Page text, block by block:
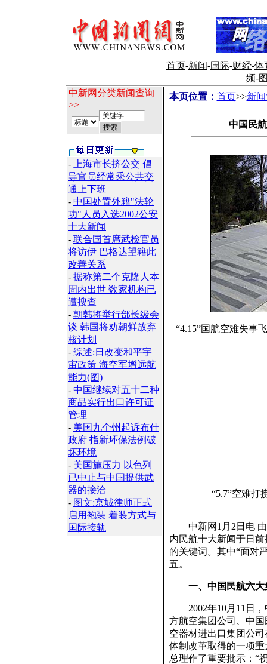
首页-新闻-国际-财经-体
频-
中新网分类新闻查询
>>
-
上海市长挤公交 倡
导官员经常乘公共交
通上下班
- 中国处置外籍"法轮
功"人员入选2002公安
十大新闻
- 联合国首席武检官员
将访伊 巴格达望籍此
改善关系
- 据称第二个克隆人本
周内出世 数家机构已
遭搜查
- 朝韩将举行部长级会
谈 韩国将劝朝鲜放弃
核计划
- 综述:日改变和平宇
宙政策 海空军增远航
能力(图)
- 中国继续对五十二种
商品实行出口许可证
管理
- 美国九个州起诉布什
政府 指新环保法例破
坏环境
- 美国施压力 以色列
已中止与中国提供武
器的接洽
- 图文:京城律师正式
启用袍装 着装方式与
国际接轨
本页位置： 首页>>新
中国民
“4.15”国航空难失事
“5.7”空难打
中新网1月2日电 由
内民航十大新闻于日
的关键词。其中“面对
五。
一、中国民航六
2002年10月11日，
方航空集团公司、中
空器材进出口集团公
体制改革取得的一项
总理作了重要批示：“